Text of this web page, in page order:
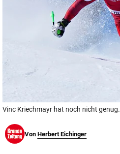
Vinc Kriechmayr hat noch nicht genug.
Von Herbert Eichinger